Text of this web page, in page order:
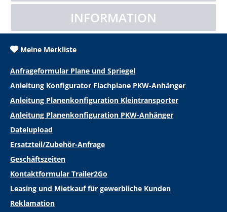
INFORMATION
Meine Merkliste
Anfrageformular Plane und Spriegel
Anleitung Konfigurator Flachplane PKW-Anhänger
Anleitung Planenkonfiguration Kleintransporter
Anleitung Planenkonfiguration PKW-Anhänger
Dateiupload
Ersatzteil/Zubehör-Anfrage
Geschäftszeiten
Kontaktformular Trailer2Go
Leasing und Mietkauf für gewerbliche Kunden
Reklamation